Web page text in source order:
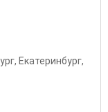
, Екатеринбург,